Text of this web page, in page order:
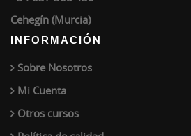
Cehegín (Murcia)
INFORMACIÓN
Sobre Nosotros
Mi Cuenta
Otros cursos